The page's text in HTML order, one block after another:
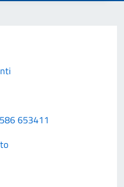
653411